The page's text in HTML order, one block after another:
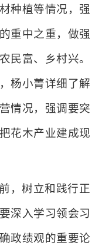
种植等情况，强
重中之重，做强
民富、乡村兴。
杨小菁详细了解
情况，强调要突
花木产业建成现
，树立和践行正
深入学习领会习
政绩观的重要论